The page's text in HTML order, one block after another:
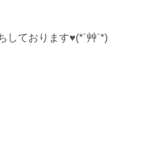
しております♥(*´艸`*)